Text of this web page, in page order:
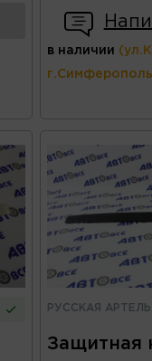
в наличии
РУССКАЯ АРТЕЛЬ
Защитная